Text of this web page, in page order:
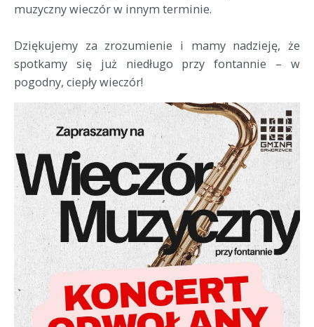
muzyczny wieczór w innym terminie.
Dziękujemy za zrozumienie i mamy nadzieję, że
spotkamy się już niedługo przy fontannie – w
pogodny, ciepły wieczór!